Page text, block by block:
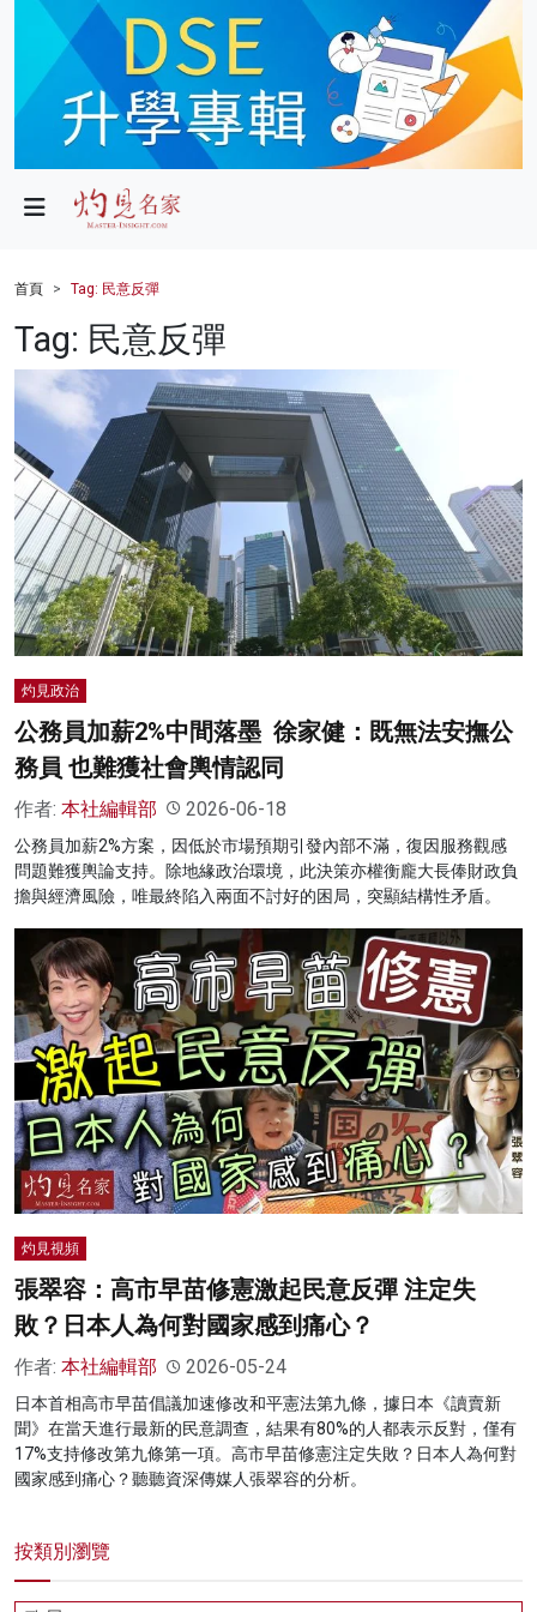
政局
財經
健康
商業
科技
影片
名家榜
灼見活動
首頁 Tag: 民意反彈
Tag: 民意反彈
灼見政治
公務員加薪2%中間落墨 徐家健：既無法安撫公
務員 也難獲社會輿情認同
作者: 本社編輯部 2026-06-18
公務員加薪2%方案，因低於市場預期引發內部不滿，復因服務觀感
問題難獲輿論支持。除地緣政治環境，此決策亦權衡龐大長俸財政負
擔與經濟風險，唯最終陷入兩面不討好的困局，突顯結構性矛盾。
灼見視頻
張翠容：高市早苗修憲激起民意反彈 注定失
敗？日本人為何對國家感到痛心？
作者: 本社編輯部 2026-05-24
日本首相高市早苗倡議加速修改和平憲法第九條，據日本《讀賣新
聞》在當天進行最新的民意調查，結果有80%的人都表示反對，僅有
17%支持修改第九條第一項。高市早苗修憲注定失敗？日本人為何對
國家感到痛心？聽聽資深傳媒人張翠容的分析。
按類別瀏覽